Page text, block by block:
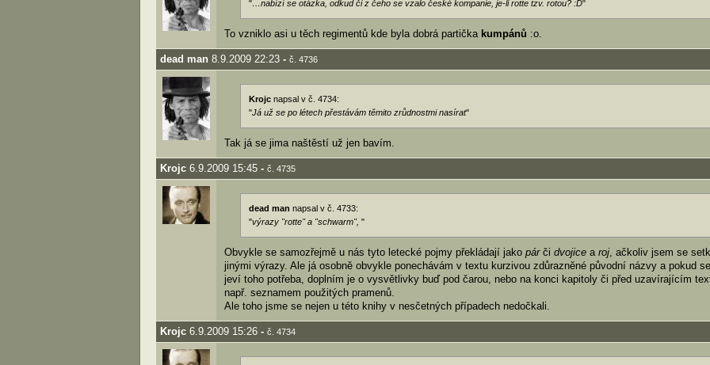
"…nabízí se otázka, odkud či z čeho se vzalo české kompanie, je-li rotte tzv. rotou? :D"
To vzniklo asi u těch regimentů kde byla dobrá partička kumpánů :o.
dead man 8.9.2009 22:23 - č. 4736
Krojc napsal v č. 4734:
"Já už se po létech přestávám těmito zrůdnostmi nasírat"
Tak já se jima naštěstí už jen bavím.
Krojc 6.9.2009 15:45 - č. 4735
dead man napsal v č. 4733:
"výrazy "rotte" a "schwarm", "
Obvykle se samozřejmě u nás tyto letecké pojmy překládají jako párči dvojice a roj, ačkoliv jsem se
jinými výrazy. Ale já osobně obvykle ponechávám v textu kurzivou zdůrazněné původní názvy a pokud
jeví toho potřeba, doplním je o vysvětlivky buď pod čarou, nebo na konci kapitoly či před uzavírajícím
např. seznamem použitých pramenů.
Ale toho jsme se nejen u této knihy v nesčetných případech nedočkali.
Krojc 6.9.2009 15:26 - č. 4734